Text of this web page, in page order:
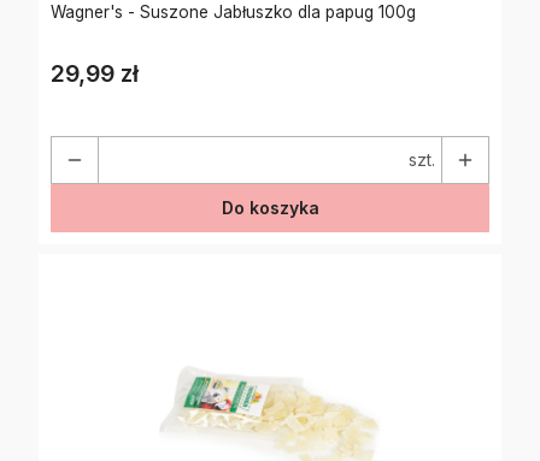
Wagner's - Suszone Jabłuszko dla papug 100g
Cena
29,99 zł
szt.
Do koszyka